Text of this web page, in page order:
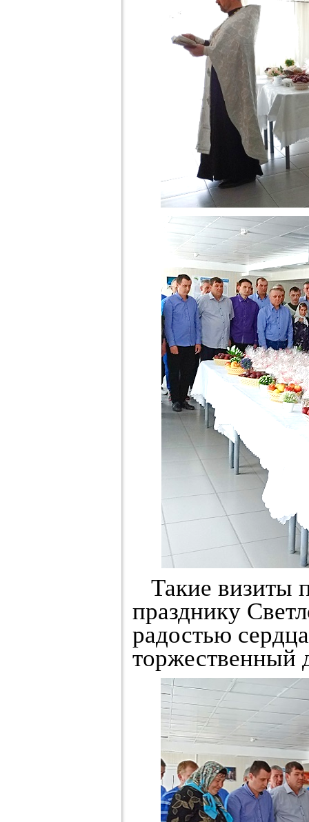
Такие визиты
празднику
радостью
торжественный